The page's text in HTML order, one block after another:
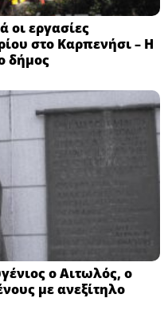
οι εργασίες
στο Καρπενήσι – Η
δήμος
ο Αιτωλός, ο
με ανεξίτηλο